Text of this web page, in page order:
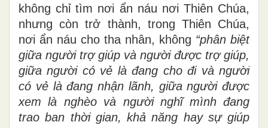
không chỉ tìm nơi ẩn náu nơi Thiên Chúa,
nhưng còn trở thành, trong Thiên Chúa,
nơi ẩn náu cho tha nhân, không “phân biệt
giữa người trợ giúp và người được trợ giúp,
giữa người có vẻ là đang cho đi và người
có vẻ là đang nhận lãnh, giữa người được
xem là nghèo và người nghĩ mình đang
trao ban thời gian, khả năng hay sự giúp